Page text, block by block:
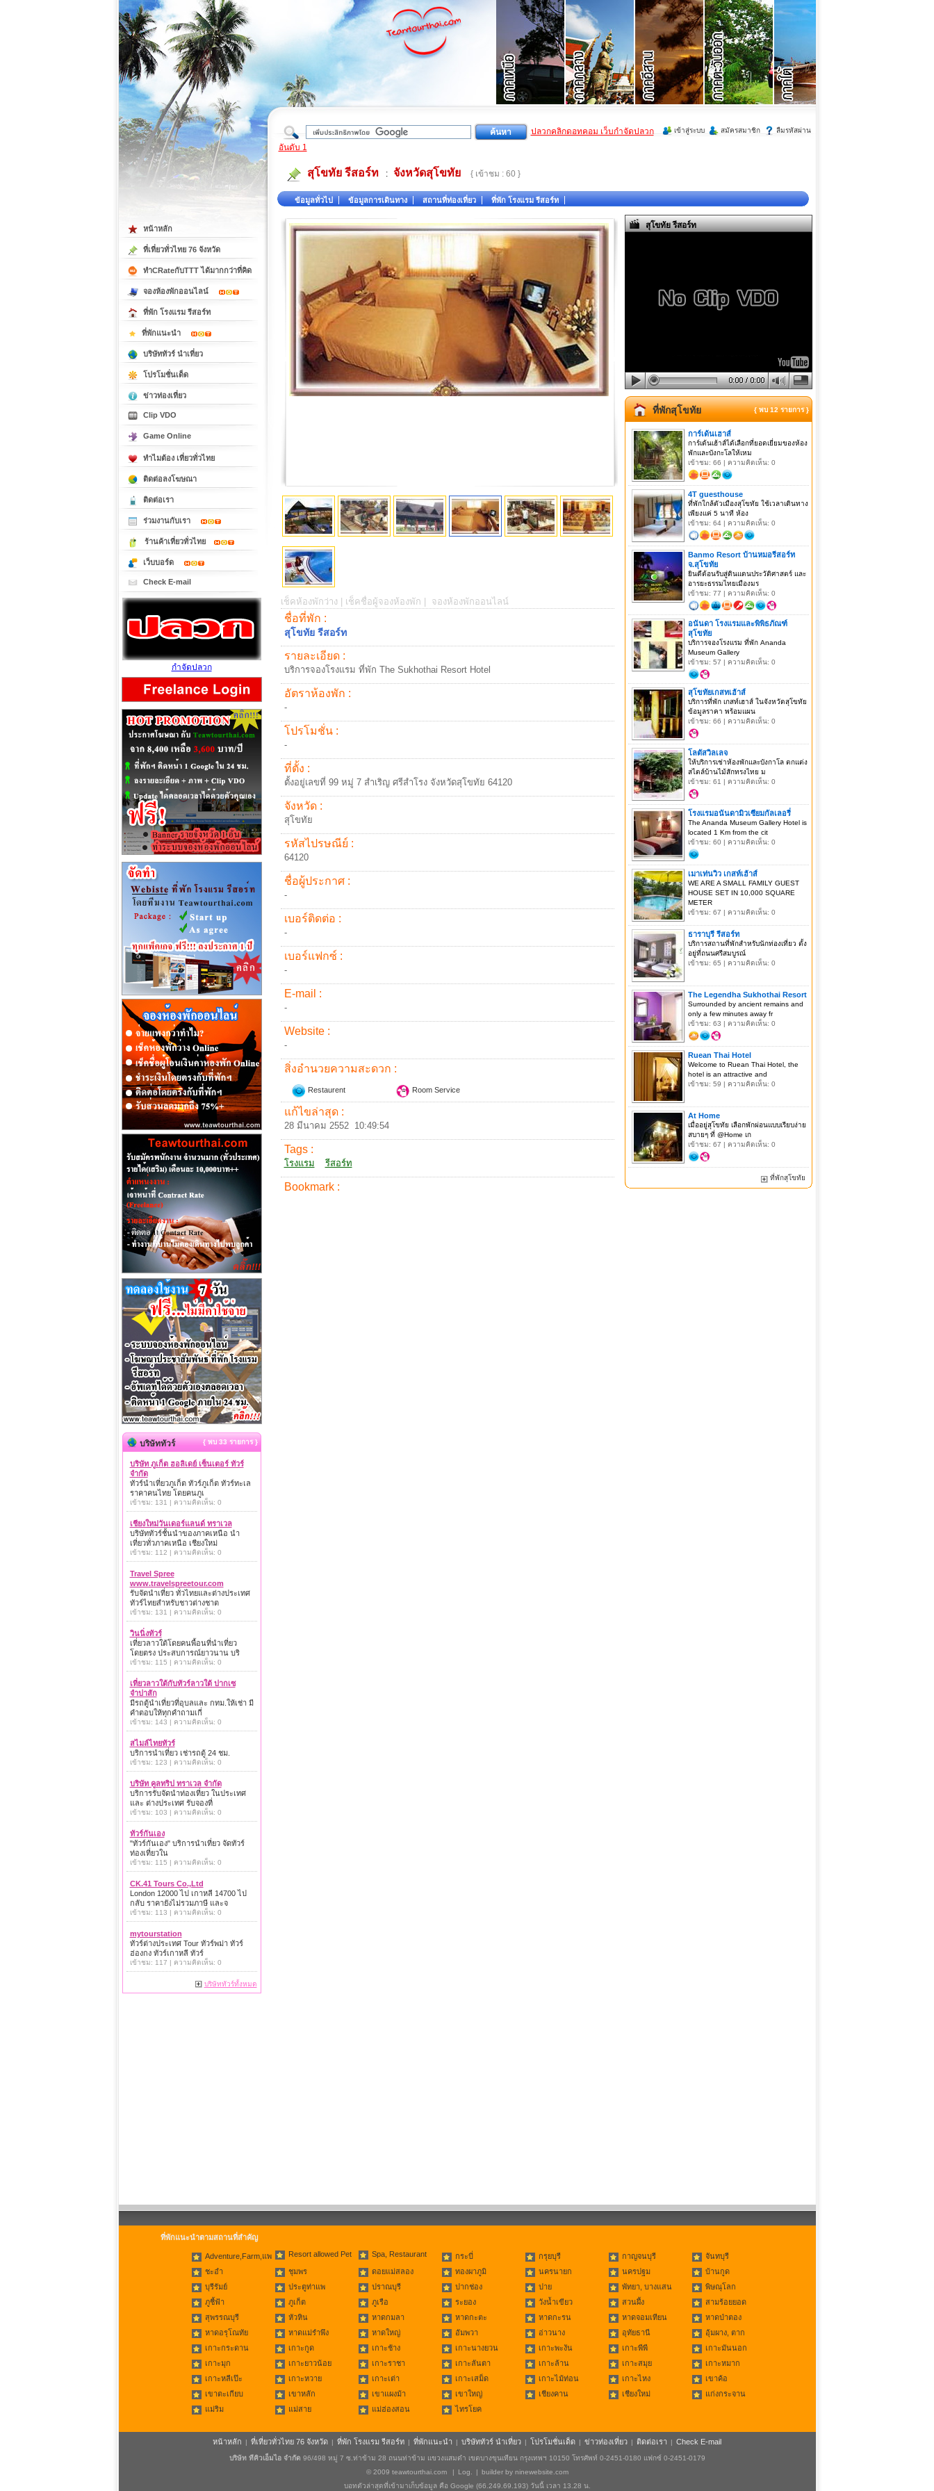
ที่เที่ยวภาคใต้
เข้าสู่ระบบ สมัครสมาชิก ลืมรหัสผ่าน
ปลวกคลิกดอทคอม เว็บกำจัดปลวก
อันดับ 1
สุโขทัย รีสอร์ท : จังหวัดสุโขทัย { เข้าชม : 60 }
ข้อมูลทั่วไป ข้อมูลการเดินทาง สถานที่ท่องเที่ยว ที่พัก โรงแรม รีสอร์ท
สุโขทัย รีสอร์ท
ที่พักสุโขทัย { พบ 12 รายการ }
การ์เด้นเฮาส์
การ์เด้นเฮ้าส์ได้เลือกที่ยอดเยี่ยมของห้อง
พักและบังกะโลให้เหม
เข้าชม: 66 | ความคิดเห็น: 0
4T guesthouse
ที่พักใกล้ตัวเมืองสุโขทัย ใช้เวลาเดินทาง
เพียงแค่ 5 นาที ห้อง
เข้าชม: 64 | ความคิดเห็น: 0
Banmo Resort บ้านหมอรีสอร์ท
จ.สุโขทัย
ยินดีต้อนรับสู่ดินแดนประวัติศาสตร์ และ
อารยะธรรมไทยเมืองมร
เข้าชม: 77 | ความคิดเห็น: 0
อนันดา โรงแรมและพิพิธภัณฑ์
สุโขทัย
บริการจองโรงแรม ที่พัก Ananda
Museum Gallery
เข้าชม: 57 | ความคิดเห็น: 0
สุโขทัยเกสทเฮ้าส์
บริการที่พัก เกสท์เฮาส์ ในจังหวัดสุโขทัย
ข้อมูลราคา พร้อมแผน
เข้าชม: 66 | ความคิดเห็น: 0
โลตัสวิลเลจ
ให้บริการเช่าห้องพักและบังกาโล ตกแต่ง
สไตล์บ้านไม้สักทรงไทย ม
เข้าชม: 61 | ความคิดเห็น: 0
โรงแรมอนันดามิวเซียมกัลเลอรี่
The Ananda Museum Gallery Hotel is
located 1 Km from the cit
เข้าชม: 60 | ความคิดเห็น: 0
เมาเท่นวิว เกสท์เฮ้าส์
WE ARE A SMALL FAMILY GUEST
HOUSE SET IN 10,000 SQUARE
METER
เข้าชม: 67 | ความคิดเห็น: 0
ธาราบุรี รีสอร์ท
บริการสถานที่พักสำหรับนักท่องเที่ยว ตั้ง
อยู่ที่ถนนศรีสมบูรณ์
เข้าชม: 65 | ความคิดเห็น: 0
The Legendha Sukhothai Resort
Surrounded by ancient remains and
only a few minutes away fr
เข้าชม: 63 | ความคิดเห็น: 0
Ruean Thai Hotel
Welcome to Ruean Thai Hotel, the
hotel is an attractive and
เข้าชม: 59 | ความคิดเห็น: 0
At Home
เมื่ออยู่สุโขทัย เลือกพักผ่อนแบบเรียบง่าย
สบายๆ ที่ @Home เก
เข้าชม: 67 | ความคิดเห็น: 0
ที่พักสุโขทัย
เช็คห้องพักว่าง | เช็คชื่อผู้จองห้องพัก | จองห้องพักออนไลน์
ชื่อที่พัก :
สุโขทัย รีสอร์ท
รายละเอียด :
บริการจองโรงแรม ที่พัก The Sukhothai Resort Hotel
อัตราห้องพัก :
-
โปรโมชั่น :
-
ที่ตั้ง :
ตั้งอยู่เลขที่ 99 หมู่ 7 สำเริญ ศรีสำโรง จังหวัดสุโขทัย 64120
จังหวัด :
สุโขทัย
รหัสไปรษณีย์ :
64120
ชื่อผู้ประกาศ :
-
เบอร์ติดต่อ :
-
เบอร์แฟกซ์ :
-
E-mail :
-
Website :
-
สิ่งอำนวยความสะดวก :
Restaurent Room Service
แก้ไขล่าสุด :
28 มีนาคม 2552 10:49:54
Tags :
โรงแรม รีสอร์ท
Bookmark :
หน้าหลัก
ที่เที่ยวทั่วไทย 76 จังหวัด
ทำCRateกับTTT ได้มากกว่าที่คิด
จองห้องพักออนไลน์
ที่พัก โรงแรม รีสอร์ท
ที่พักแนะนำ
บริษัททัวร์ นำเที่ยว
โปรโมชั่นเด็ด
ข่าวท่องเที่ยว
Clip VDO
Game Online
ทำไมต้อง เที่ยวทั่วไทย
ติดต่อลงโฆษณา
ติดต่อเรา
ร่วมงานกับเรา
ร้านค้าเที่ยวทั่วไทย
เว็บบอร์ด
Check E-mail
กำจัดปลวก
บริษัททัวร์ { พบ 33 รายการ }
บริษัท ภูเก็ต ฮอลิเดย์ เซ็นเตอร์ ทัวร์
จำกัด
ทัวร์นำเที่ยวภูเก็ต ทัวร์ภูเก็ต ทัวร์ทะเล
ราคาคนไทย โดยคนภูเ
เข้าชม: 131 | ความคิดเห็น: 0
เชียงใหม่วันเดอร์แลนด์ ทราเวล
บริษัททัวร์ชั้นนำของภาคเหนือ นำ
เที่ยวทั่วภาคเหนือ เชียงใหม่
เข้าชม: 112 | ความคิดเห็น: 0
Travel Spree
www.travelspreetour.com
รับจัดนำเที่ยว ทั่วไทยและต่างประเทศ
ทัวร์ไทยสำหรับชาวต่างชาต
เข้าชม: 131 | ความคิดเห็น: 0
วินนิ่งทัวร์
เที่ยวลาวใต้โดยคนพื้อนที่นำเที่ยว
โดยตรง ประสบการณ์ยาวนาน บริ
เข้าชม: 115 | ความคิดเห็น: 0
เที่ยวลาวใต้กับทัวร์ลาวใต้ ปากเซ
จำปาสัก
มีรถตู้นำเที่ยวที่อุบลและ กทม.ให้เช่า มี
คำตอบให้ทุกคำถามเกี่
เข้าชม: 143 | ความคิดเห็น: 0
สไมล์ไทยทัวร์
บริการนำเที่ยว เช่ารถตู้ 24 ชม.
เข้าชม: 123 | ความคิดเห็น: 0
บริษัท คูลทริป ทราเวล จำกัด
บริการรับจัดนำท่องเที่ยว ในประเทศ
และ ต่างประเทศ รับจองที่
เข้าชม: 103 | ความคิดเห็น: 0
ทัวร์กันเอง
"ทัวร์กันเอง" บริการนำเที่ยว จัดทัวร์
ท่องเที่ยวใน
เข้าชม: 115 | ความคิดเห็น: 0
CK.41 Tours Co.,Ltd
London 12000 ไป เกาหลี 14700 ไป
กลับ ราคายังไม่รวมภาษี และจ
เข้าชม: 113 | ความคิดเห็น: 0
mytourstation
ทัวร์ต่างประเทศ Tour ทัวร์พม่า ทัวร์
ฮ่องกง ทัวร์เกาหลี ทัวร์
เข้าชม: 117 | ความคิดเห็น: 0
บริษัททัวร์ทั้งหมด
ที่พักแนะนำตามสถานที่สำคัญ
Adventure,Farm,แพ Resort allowed Pet Spa, Restaurant กระบี่ กรุยบุรี กาญจนบุรี
จันทบุรี
ชะอำ
ชุมพร ดอยแม่สลอง ทองผาภูมิ นครนายก นครปฐม
บ้านกูด
บุรีรัมย์
ประตูท่าแพ ปราณบุรี ปากช่อง ปาย พัทยา, บางแสน
พิษณุโลก
ภูชี้ฟ้า
ภูเก็ต ภูเรือ ระยอง วังน้ำเขียว สวนผึ้ง
สามร้อยยอด
สุพรรณบุรี
หัวหิน หาดกมลา หาดกะตะ หาดกะรน หาดจอมเทียน
หาดป่าตอง
หาดอรุโณทัย
หาดแม่รำพึง หาดใหญ่ อัมพวา อ่าวนาง อุทัยธานี
อุ้มผาง, ตาก
เกาะกระดาน
เกาะกูด เกาะช้าง เกาะนางยวน เกาะพะงัน เกาะพีพี
เกาะมันนอก
เกาะมุก
เกาะยาวน้อย เกาะราชา เกาะลันตา เกาะล้าน เกาะสมุย
เกาะหมาก
เกาะหลีเป๊ะ
เกาะหวาย เกาะเต่า เกาะเสม็ด เกาะไม้ท่อน เกาะไหง
เขาค้อ
เขาตะเกียบ
เขาหลัก เขาแผงม้า เขาใหญ่ เชียงคาน เชียงใหม่
แก่งกระจาน
แม่ริม
แม่สาย แม่ฮ่องสอน ไทรโยค
หน้าหลัก | ที่เที่ยวทั่วไทย 76 จังหวัด | ที่พัก โรงแรม รีสอร์ท | ที่พักแนะนำ | บริษัททัวร์ นำเที่ยว | โปรโมชั่นเด็ด | ข่าวท่องเที่ยว | ติดต่อเรา | Check E-mail
บริษัท ทีคิวเอ็มไอ จำกัด 96/498 หมู่ 7 ซ.ท่าข้าม 28 ถนนท่าข้าม แขวงแสมดำ เขตบางขุนเทียน กรุงเทพฯ 10150 โทรศัพท์ 0-2451-0180 แฟกซ์ 0-2451-0179
© 2009 teawtourthai.com | Log. | builder by ninewebsite.com
บอทตัวล่าสุดที่เข้ามาเก็บข้อมูล คือ Google (66.249.69.193) วันนี้ เวลา 13.28 น.